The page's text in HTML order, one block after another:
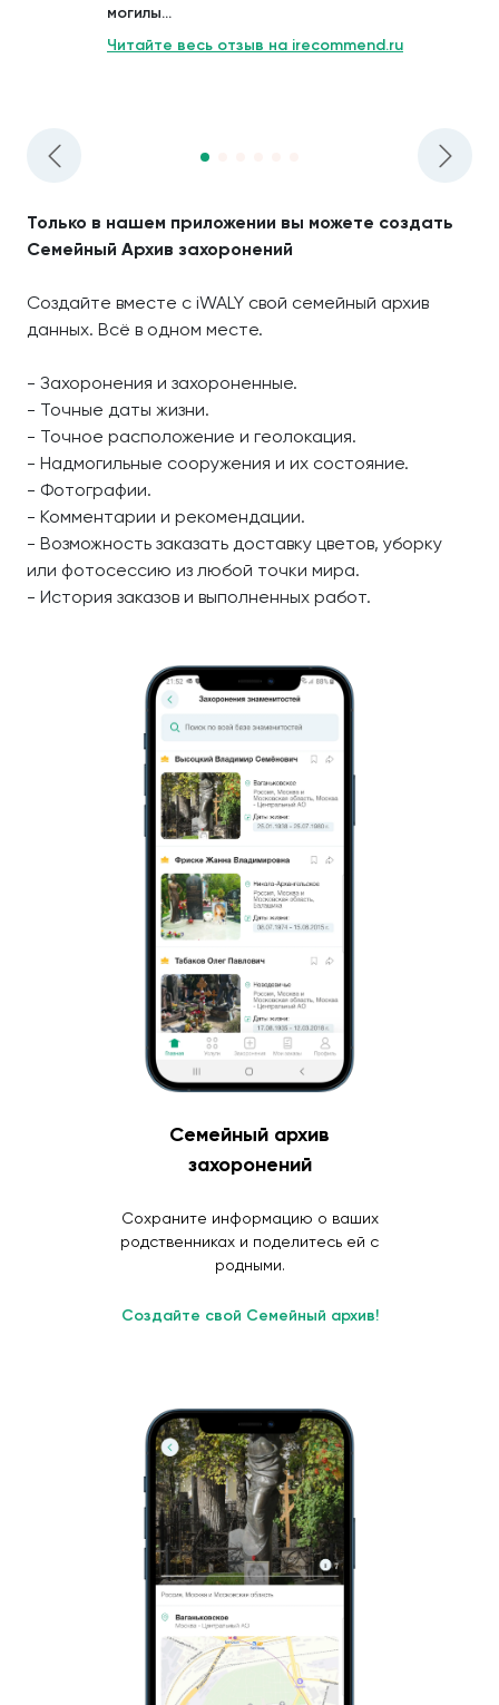
могилы...
Читайте весь отзыв на irecommend.ru
Только в нашем приложении вы можете создать
Семейный Архив захоронений
Создайте вместе с iWALY свой семейный архив
данных. Всё в одном месте.
- Захоронения и захороненные.
- Точные даты жизни.
- Точное расположение и геолокация.
- Надмогильные сооружения и их состояние.
- Фотографии.
- Комментарии и рекомендации.
- Возможность заказать доставку цветов, уборку
или фотосессию из любой точки мира.
- История заказов и выполненных работ.
Семейный архив
захоронений
Сохраните информацию о ваших
родственниках и поделитесь ей с
родными.
Создайте свой Семейный архив!